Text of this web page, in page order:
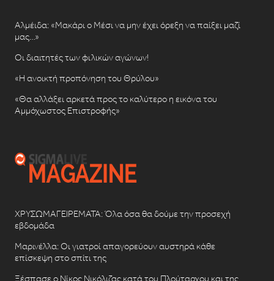
Αλμέιδα: «Μακάρι ο Μέσι να μην έχει όρεξη να παίξει μαζί
μας…»
Οι διαιτητές των φιλικών αγώνων!
«Η ανοικτή προπόνηση του Θρύλου»
«Θα αλλάξει αρκετά προς το καλύτερο η εικόνα του
Αμμόχωστος Επιστροφής»
ΧΡΥΣΩΜΑΓΕΙΡΕΜΑΤΑ: Όλα όσα θα δούμε την προσεχή
εβδομάδα
Μαρινέλλα: Οι γιατροί απαγορεύουν αυστηρά κάθε
επίσκεψη στο σπίτι της
Ξέσπασε ο Νίκος Νικόλιζας κατά του Πλούταρχου και της